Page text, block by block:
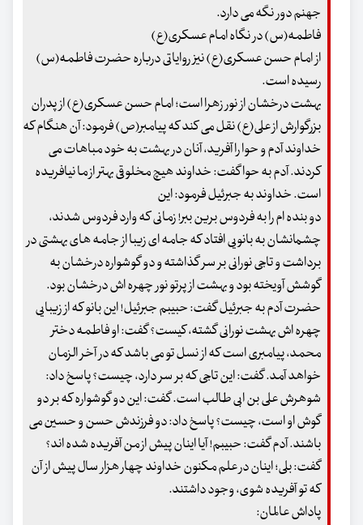
جهنم دور نگه می دارد.
فاطمه(س) در نگاه امام عسکری(ع)
از امام حسن عسکری(ع) نیز روایاتی درباره حضرت فاطمه(س)
رسیده است.
بهشت درخشان از نور زهرا است؛ امام حسن عسکری(ع) از پدران
بزرگوارش از علی(ع) نقل می کند که پیامبر(ص) فرمود: آن هنگام که
خداوند آدم و حوا را آفرید، آنان در بهشت به خود مباهات می
کردند. آدم به حوا گفت: خداوند هیچ مخلوقی بهتر از ما نیافریده
است. خداوند به جبرئیل فرمود: این
دو بنده ام را به فردوس برین ببر! زمانی که وارد فردوس شدند،
چشمانشان به بانویی افتاد که جامه ای زیبا از جامه های بهشتی در
برداشت و تاجی نورانی بر سر گذاشته و دو گوشواره درخشان به
گوشش آویخته بود و بهشت از پرتو نور چهره اش درخشان بود.
حضرت آدم به جبرئیل گفت: حبیبم جبرئیل! این بانو که از زیبایی
چهره اش بهشت نورانی گشته، کیست؟ گفت: او فاطمه دختر
محمد، پیامبری است که از نسل تو می باشد که در آخر الزمان
خواهد آمد. گفت: این تاجی که بر سر دارد، چیست؟ پاسخ داد:
شوهرش علی بن ابی طالب است. گفت: این دو گوشواره که بر دو
گوش او است، چیست؟ پاسخ داد: دو فرزندش حسن و حسین می
باشند. آدم گفت: حبیبم! آیا اینان پیش از من آفریده شده اند؟
گفت: بلی؛ اینان در علم مکنون خداوند چهار هزار سال پیش از آن
که تو آفریده شوی، وجود داشتند.
پاداش عالمان: